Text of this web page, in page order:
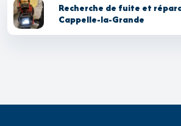
Recherche de fuite et
Cappelle-la-Grande